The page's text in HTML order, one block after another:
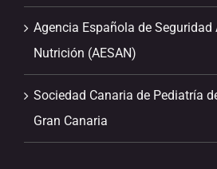
Agencia Española de
Nutrición (AESAN)
Sociedad Canaria de Pediatría
Gran Canaria